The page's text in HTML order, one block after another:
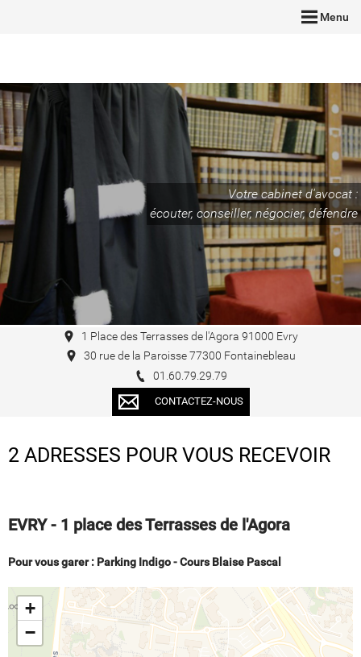
Menu
Votre cabinet d'avocat :
écouter, conseiller, négocier, défendre
1 Place des Terrasses de l'Agora 91000 Evry
30 rue de la Paroisse 77300 Fontainebleau
01.60.79.29.79
CONTACTEZ-NOUS
2 ADRESSES POUR VOUS RECEVOIR
EVRY - 1 place des Terrasses de l'Agora
Pour vous garer : Parking Indigo - Cours Blaise Pascal
+
−